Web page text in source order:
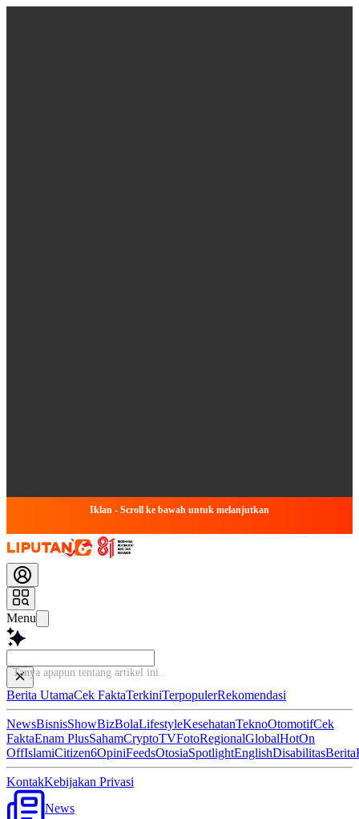
Iklan - Scroll ke bawah untuk melanjutkan
Menu
Tanya apapun tentang artikel
Berita UtamaCek FaktaTerkiniTerpopulerRekomendasi
NewsBisnisShowBizBolaLifestyleKesehatanTeknoOtomotifCek
FaktaEnam PlusSahamCryptoTVFotoRegionalGlobalHotOn
OffIslamiCitizen6OpiniFeedsOtosiaSpotlightEnglishDisabilitasBerita
KontakKebijakan Privasi
News